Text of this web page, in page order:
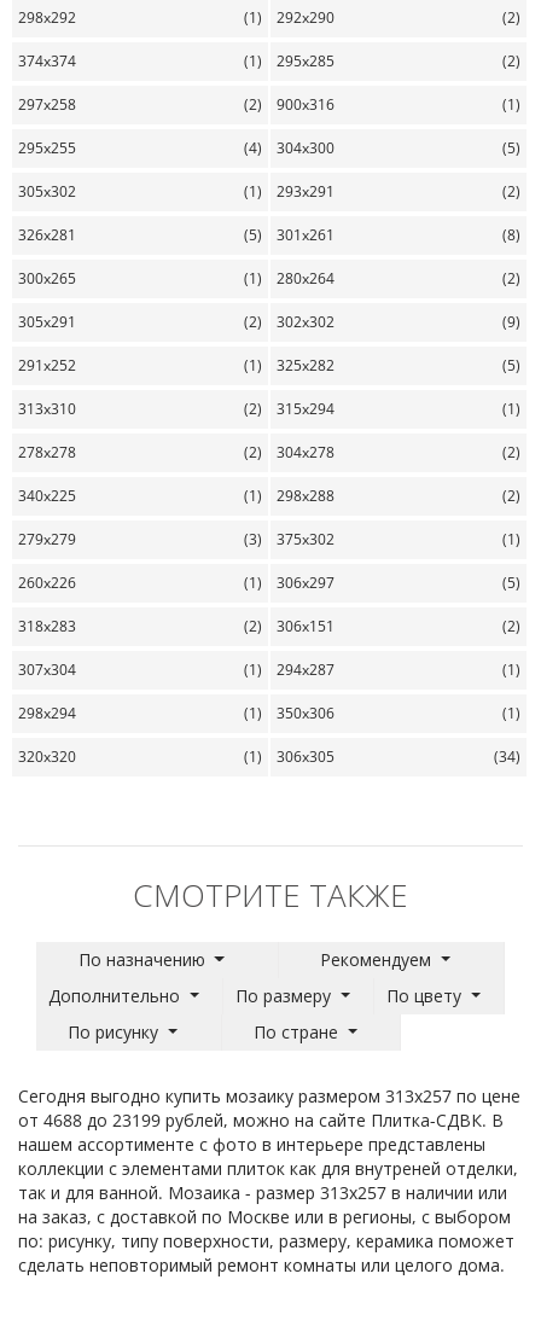
298x292 (1) 292x290 (2)
374x374 (1) 295x285 (2)
297x258 (2) 900x316 (1)
295x255 (4) 304x300 (5)
305x302 (1) 293x291 (2)
326x281 (5) 301x261 (8)
300x265 (1) 280x264 (2)
305x291 (2) 302x302 (9)
291x252 (1) 325x282 (5)
313x310 (2) 315x294 (1)
278x278 (2) 304x278 (2)
340x225 (1) 298x288 (2)
279x279 (3) 375x302 (1)
260x226 (1) 306x297 (5)
318x283 (2) 306x151 (2)
307x304 (1) 294x287 (1)
298x294 (1) 350x306 (1)
320x320 (1) 306x305 (34)
СМОТРИТЕ ТАКЖЕ
По назначению
Рекомендуем
Дополнительно
По размеру
По цвету
По рисунку
По стране
Сегодня выгодно купить мозаику размером 313x257 по цене
от 4688 до 23199 рублей, можно на сайте Плитка-СДВК. В
нашем ассортименте с фото в интерьере представлены
коллекции с элементами плиток как для внутреней отделки,
так и для ванной. Мозаика - размер 313x257 в наличии или
на заказ, с доставкой по Москве или в регионы, с выбором
по: рисунку, типу поверхности, размеру, керамика поможет
сделать неповторимый ремонт комнаты или целого дома.